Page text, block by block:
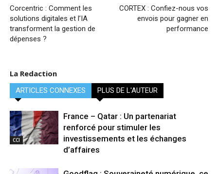
Corcentric : Comment les
solutions digitales et l’IA
transforment la gestion de
dépenses ?
CORTEX : Confiez-nous vos
envois pour gagner en
performance
La Redaction
ARTICLES CONNEXES PLUS DE L'AUTEUR
CCI
France – Qatar : Un partenariat
renforcé pour stimuler les
investissements et les échanges
d’affaires